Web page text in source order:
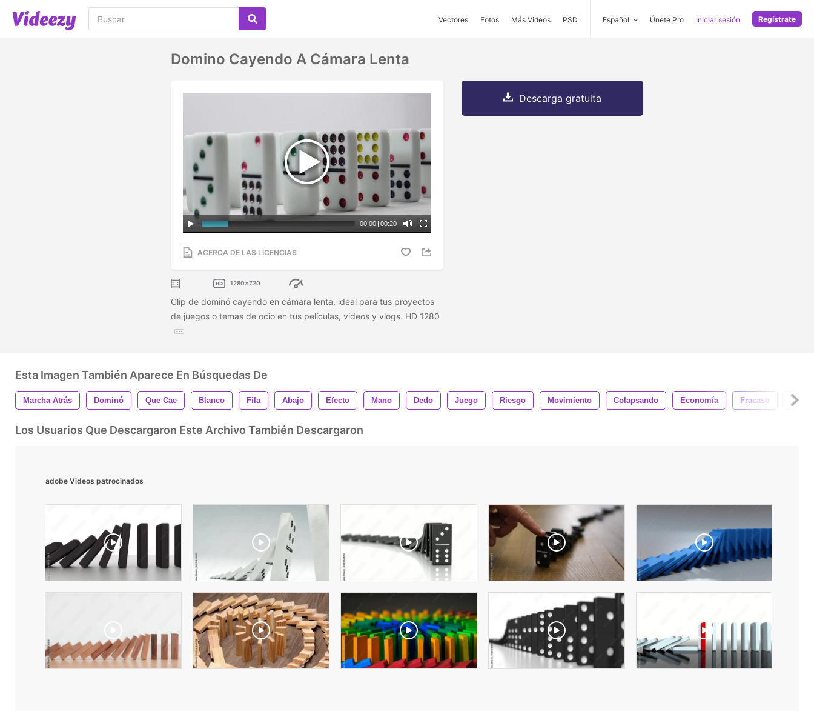
Vectores Fotos Más Videos PSD Español Únete Pro Iniciar sesión Regístrate
Domino Cayendo A Cámara Lenta
00:00 | 00:20
ACERCA DE LAS LICENCIAS
1280x720
Clip de dominó cayendo en cámara lenta, ideal para tus proyectos
de juegos o temas de ocio en tus películas, videos y vlogs. HD 1280
Descarga gratuita
Esta Imagen También Aparece En Búsquedas De
Marcha Atrás Dominó Que Cae Blanco Fila Abajo Efecto Mano Dedo Juego Riesgo Movimiento Colapsando Economía Fracaso
Los Usuarios Que Descargaron Este Archivo También Descargaron
adobe Videos patrocinados